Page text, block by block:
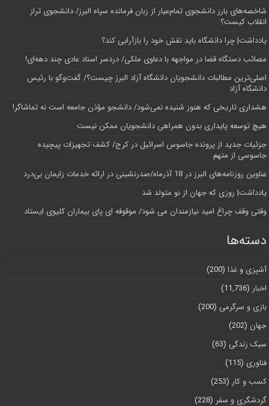
شاخصه‌های بارز دانشجوی تمام‌عیار از زبان فرمانده سپاه البرز/ دانشجوی تراز
انقلاب کیست؟
یادداشت| چرا دانشگاه باید نقش خود را بازآرایی کند؟
مصائب دستگاه قضا در مواجهه با دعاوی ملکی/ دردسر اسناد عادی چند‌ دهه‌ای!
اصلی‌ترین مطالبات دانشجویان دانشگاه آزاد البرز چیست؟/ گفت‌وگو با رئیس
دانشگاه آز‌اد
هشداری تاریخی که هنوز شنیده نمی‌شود/ دانشجو مؤذن جامعه است نه تماشاگر!
هیچ توسعه پایداری بدون همراهی دانشجویان ممکن نیست
جزئیات جدید از پرونده جاسوس اسرائیل در کرج/‌ کشف تجهیزات پیچیده
جاسوسی از متهم
عناوین روزنامه‌های البرز در ‌18 آذرماه/صدرنشینی در ارائه خدمات زایمان بی‌درد
یادداشت| روزی که جهان از نو متولد شد
وقتی وقف چراغ امید نیازمندان می شود/ موقوفه ای پای بیماران کلیوی ایستاد
دسته‌ها
آشپزی و غذا (200)
اخبار (11,736)
بازی و سرگرمی (200)
جهان (202)
سبک زندگی (63)
فناوری (115)
کسب و کار (253)
گردشگری و سفر (228)